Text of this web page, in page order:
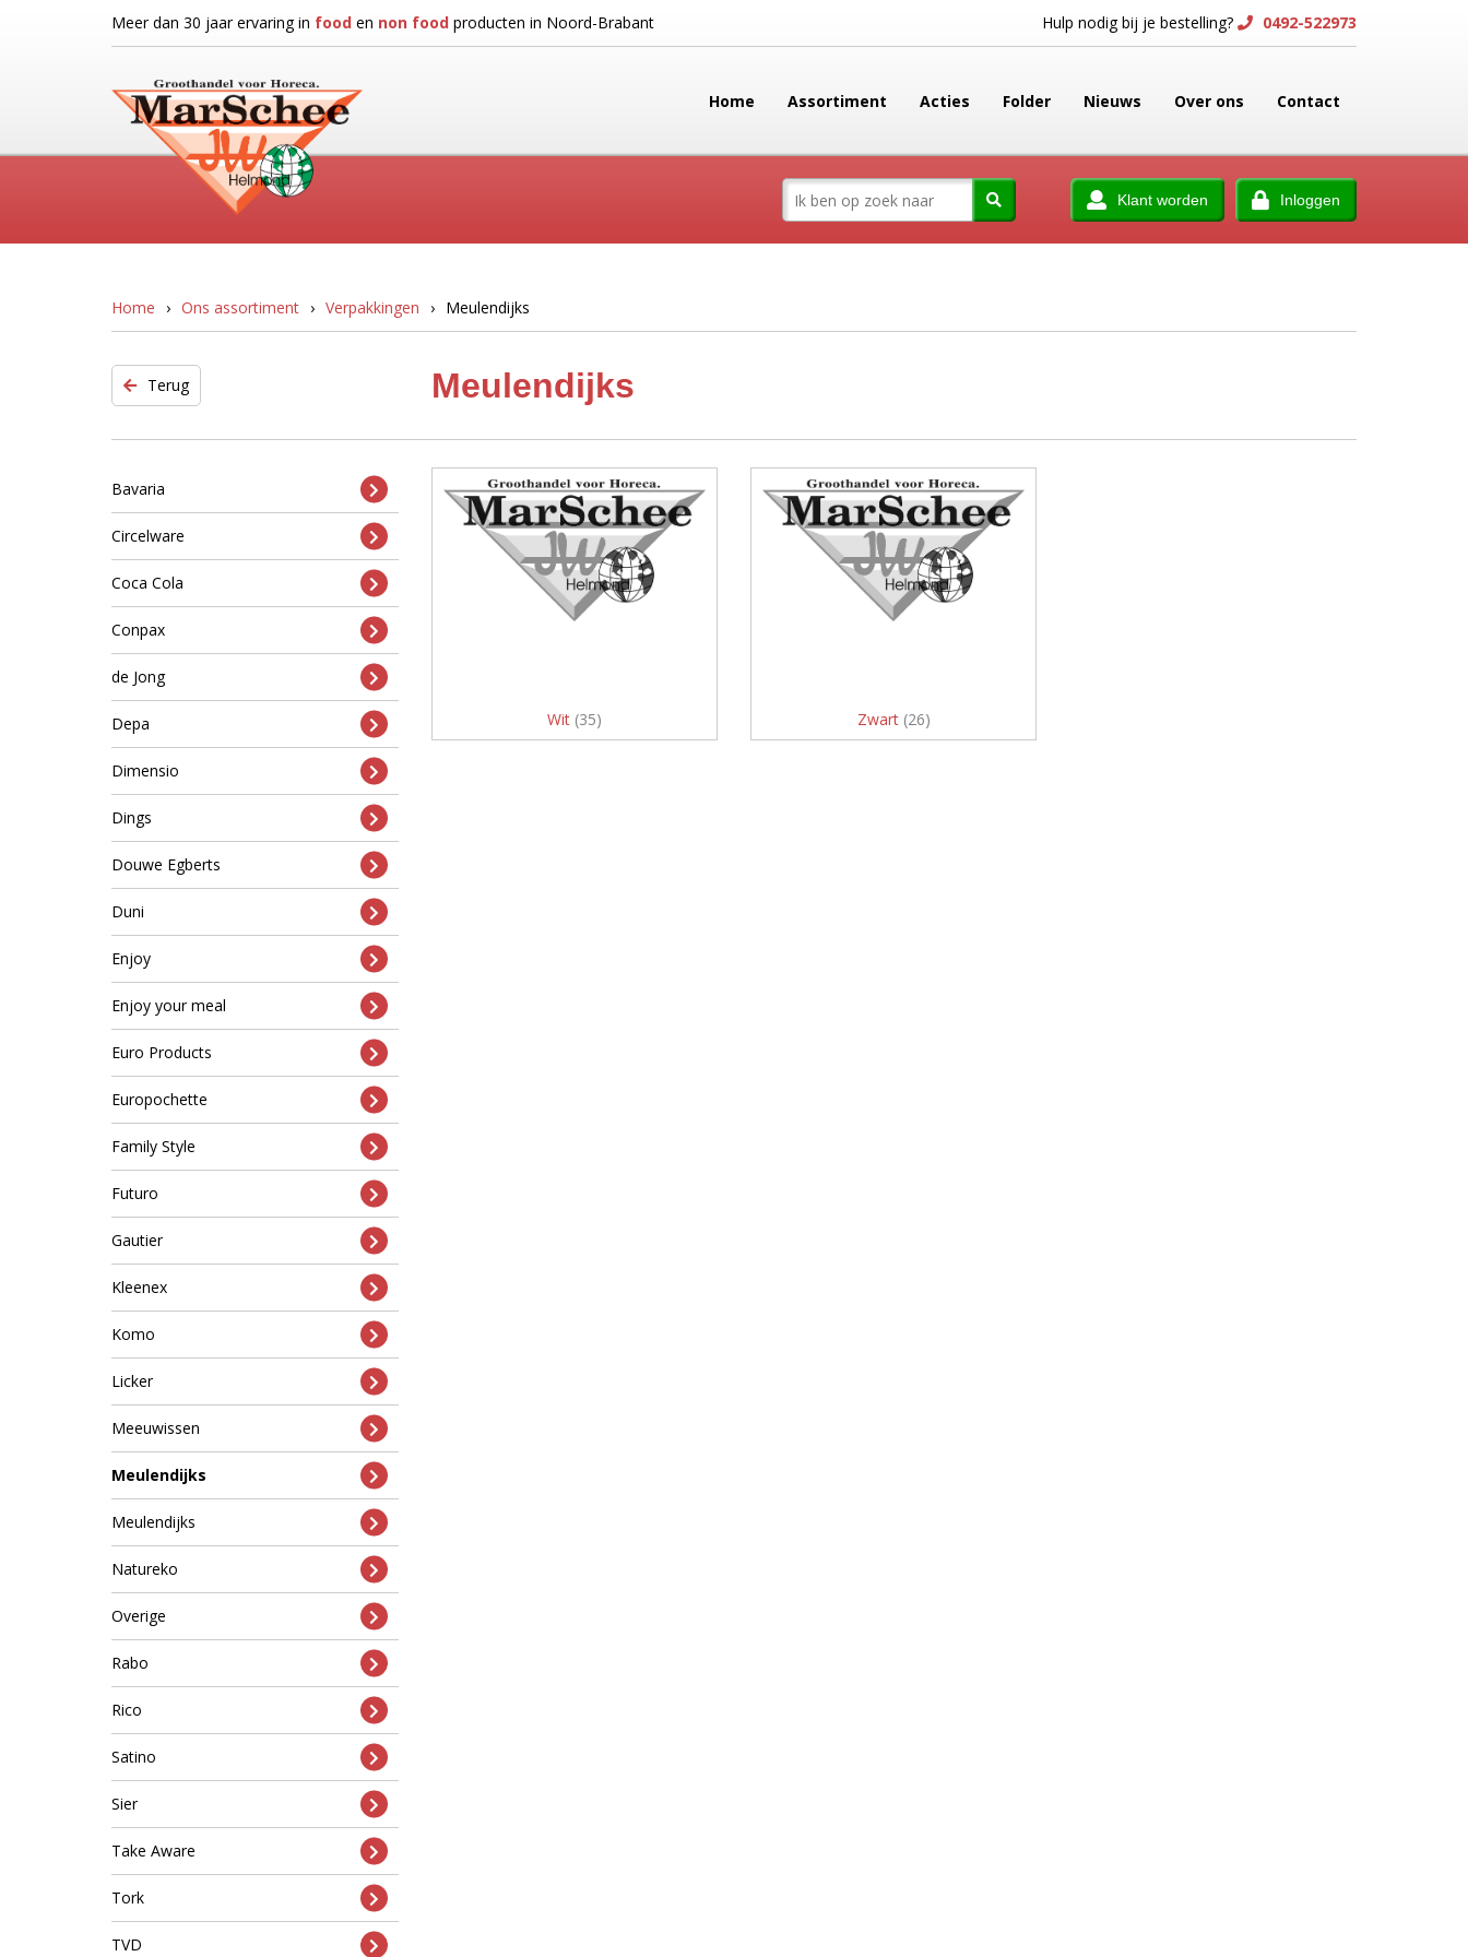
Meer dan 30 jaar ervaring in food en non food producten in Noord-Brabant Hulp nodig bij je bestelling? 0492-522973
Home Assortiment Acties Folder Nieuws Over ons Contact
Klant worden Inloggen
Home Ons assortiment Verpakkingen Meulendijks
Terug Meulendijks
Bavaria
Circelware
Coca Cola
Conpax
de Jong
Depa
Dimensio
Dings
Douwe Egberts
Duni
Enjoy
Enjoy your meal
Euro Products
Europochette
Family Style
Futuro
Gautier
Kleenex
Komo
Licker
Meeuwissen
Meulendijks
Meulendijks
Natureko
Overige
Rabo
Rico
Satino
Sier
Take Aware
Tork
TVD
Wit (35) Zwart (26)